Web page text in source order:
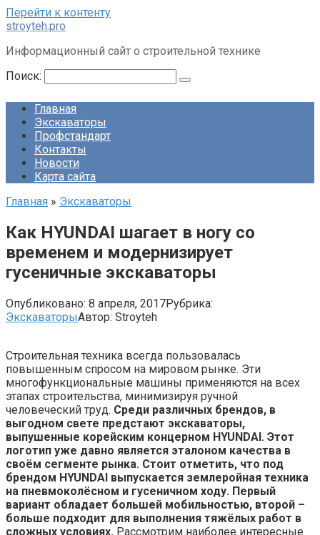
Перейти к контенту
stroyteh.pro
Информационный сайт о строительной технике
Поиск:
Главная
Экскаваторы
Профстандарт
Контакты
Новости
Карта сайта
Главная » Экскаваторы
Как HYUNDAI шагает в ногу со
временем и модернизирует
гусеничные экскаваторы
Опубликовано: 8 апреля, 2017Рубрика:
ЭкскаваторыАвтор: Stroyteh
Строительная техника всегда пользовалась
повышенным спросом на мировом рынке. Эти
многофункциональные машины применяются на всех
этапах строительства, минимизируя ручной
человеческий труд. Среди различных брендов, в
выгодном свете предстают экскаваторы,
выпушенные корейским концерном HYUNDAI. Этот
логотип уже давно является эталоном качества в
своём сегменте рынка. Стоит отметить, что под
брендом HYUNDAI выпускается землеройная техника
на пневмоколёсном и гусеничном ходу. Первый
вариант обладает большей мобильностью, второй –
больше подходит для выполнения тяжёлых работ в
сложных условиях. Рассмотрим наиболее интересные